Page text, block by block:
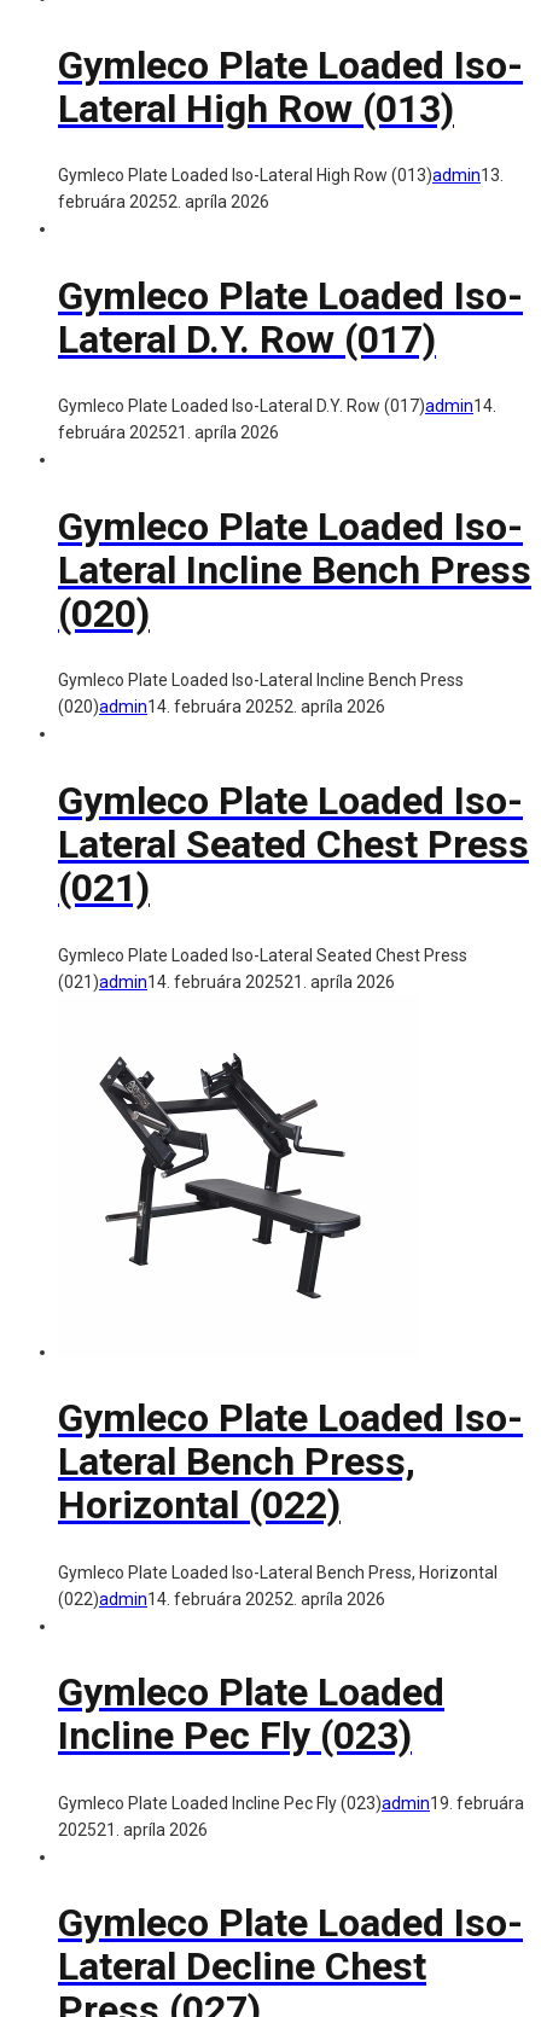
Gymleco Plate Loaded Iso-
Lateral High Row (013)
Gymleco Plate Loaded Iso-Lateral High Row (013)admin13.
februára 20252. apríla 2026
Gymleco Plate Loaded Iso-
Lateral D.Y. Row (017)
Gymleco Plate Loaded Iso-Lateral D.Y. Row (017)admin14.
februára 202521. apríla 2026
Gymleco Plate Loaded Iso-
Lateral Incline Bench Press
(020)
Gymleco Plate Loaded Iso-Lateral Incline Bench Press
(020)admin14. februára 20252. apríla 2026
Gymleco Plate Loaded Iso-
Lateral Seated Chest Press
(021)
Gymleco Plate Loaded Iso-Lateral Seated Chest Press
(021)admin14. februára 202521. apríla 2026
Gymleco Plate Loaded Iso-
Lateral Bench Press,
Horizontal (022)
Gymleco Plate Loaded Iso-Lateral Bench Press, Horizontal
(022)admin14. februára 20252. apríla 2026
Gymleco Plate Loaded
Incline Pec Fly (023)
Gymleco Plate Loaded Incline Pec Fly (023)admin19. februára
202521. apríla 2026
Gymleco Plate Loaded Iso-
Lateral Decline Chest